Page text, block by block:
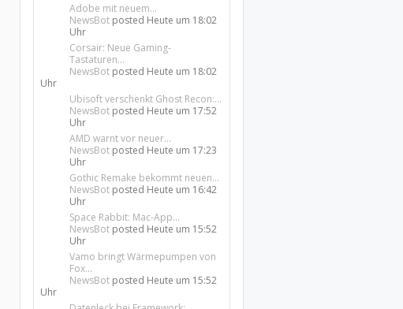
Adobe mit neuem...
NewsBot posted Heute um 18:02
Uhr
Corsair: Neue Gaming-
Tastaturen...
NewsBot posted Heute um 18:02
Uhr
Ubisoft verschenkt Ghost Recon:...
NewsBot posted Heute um 17:52
Uhr
AMD warnt vor neuer...
NewsBot posted Heute um 17:23
Uhr
Gothic Remake bekommt neuen...
NewsBot posted Heute um 16:42
Uhr
Space Rabbit: Mac-App...
NewsBot posted Heute um 15:52
Uhr
Vamo bringt Wärmepumpen von
Fox...
NewsBot posted Heute um 15:52
Uhr